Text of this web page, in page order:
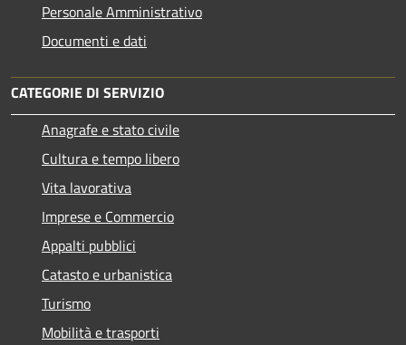
Personale Amministrativo
Documenti e dati
CATEGORIE DI SERVIZIO
Anagrafe e stato civile
Cultura e tempo libero
Vita lavorativa
Imprese e Commercio
Appalti pubblici
Catasto e urbanistica
Turismo
Mobilità e trasporti